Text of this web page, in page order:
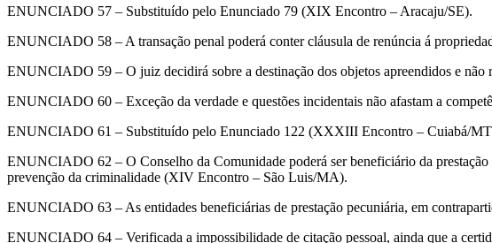
ENUNCIADO 57 – Substituído pelo Enunciado 79 (XIX Encontro – Aracaju/SE).
ENUNCIADO 58 – A transação penal poderá conter cláusula de renúncia á
ENUNCIADO 59 – O juiz decidirá sobre a destinação dos objetos apreendidos e
ENUNCIADO 60 – Exceção da verdade e questões incidentais não afastam a
ENUNCIADO 61 – Substituído pelo Enunciado 122 (XXXIII Encontro – Cuiabá/
ENUNCIADO 62 – O Conselho da Comunidade poderá ser beneficiário da prestação
prevenção da criminalidade (XIV Encontro – São Luis/MA).
ENUNCIADO 63 – As entidades beneficiárias de prestação pecuniária, em
ENUNCIADO 64 – Verificada a impossibilidade de citação pessoal, ainda que a